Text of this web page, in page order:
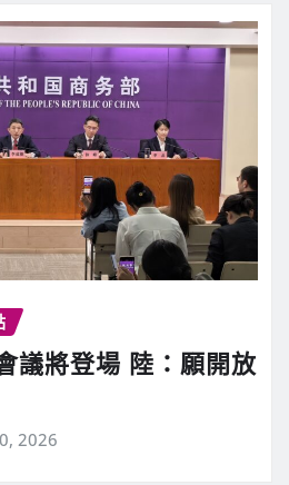
議將登場 陸：願開放
2026